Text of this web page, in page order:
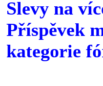
Slevy na
Příspěvek
kategorie